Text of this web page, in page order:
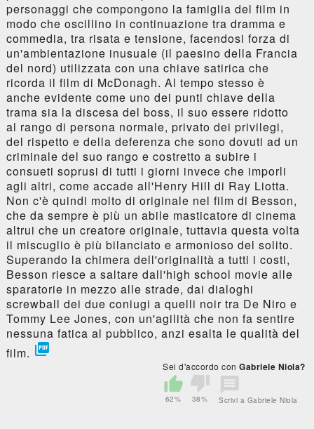
personaggi che compongono la famiglia del film in
modo che oscillino in continuazione tra dramma e
commedia, tra risata e tensione, facendosi forza di
un'ambientazione inusuale (il paesino della Francia
del nord) utilizzata con una chiave satirica che
ricorda il film di McDonagh. Al tempo stesso è
anche evidente come uno dei punti chiave della
trama sia la discesa del boss, il suo essere ridotto
al rango di persona normale, privato dei privilegi,
del rispetto e della deferenza che sono dovuti ad un
criminale del suo rango e costretto a subire i
consueti soprusi di tutti i giorni invece che imporli
agli altri, come accade all'Henry Hill di Ray Liotta.
Non c'è quindi molto di originale nel film di Besson,
che da sempre è più un abile masticatore di cinema
altrui che un creatore originale, tuttavia questa volta
il miscuglio è più bilanciato e armonioso del solito.
Superando la chimera dell'originalità a tutti i costi,
Besson riesce a saltare dall'high school movie alle
sparatorie in mezzo alle strade, dai dialoghi
screwball dei due coniugi a quelli noir tra De Niro e
Tommy Lee Jones, con un'agilità che non fa sentire
nessuna fatica al pubblico, anzi esalta le qualità del
film. 
Sei d'accordo conGabriele Niola?
62% 38% Scrivi a Gabriele Niola